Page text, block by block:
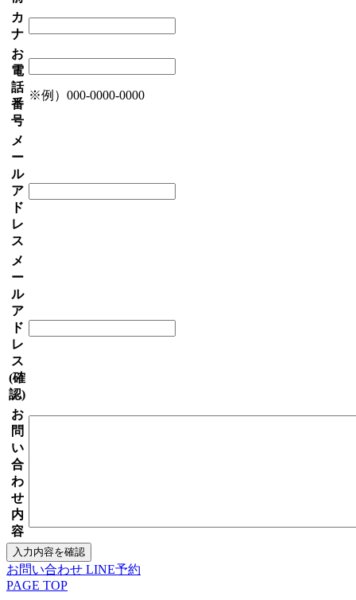
カ
ナ
お
電
話
番
号
※例）000-0000-0000
メ
ー
ル
ア
ド
レ
ス
メ
ー
ル
ア
ド
レ
ス
(確
認)
お
問
い
合
わ
せ
内
容
お問い合わせ LINE予約
PAGE TOP